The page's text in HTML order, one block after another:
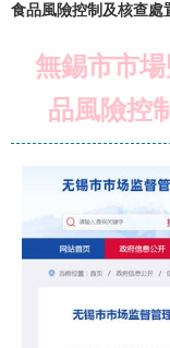
食品風險控制及核查處
無錫市市
品風險控